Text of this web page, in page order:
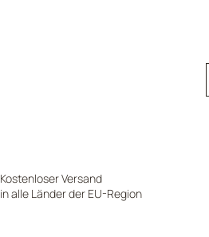
Kostenloser Versand
in alle Länder der EU-Region